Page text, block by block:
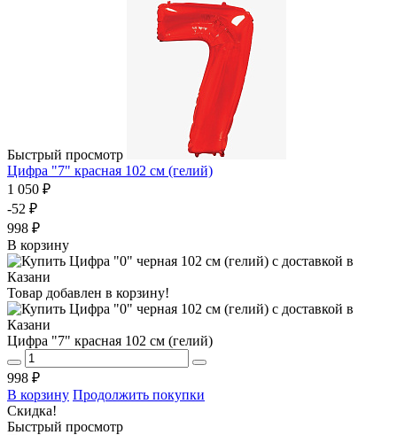
Быстрый просмотр
Цифра "7" красная 102 см (гелий)
1 050 ₽
-52 ₽
998 ₽
В корзину
Товар добавлен в корзину!
Цифра "7" красная 102 см (гелий)
998 ₽
В корзину Продолжить покупки
Скидка!
Быстрый просмотр